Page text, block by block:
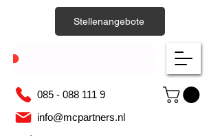
085 - 088 111 9
info@mcpartners.nl
Stellenangebote